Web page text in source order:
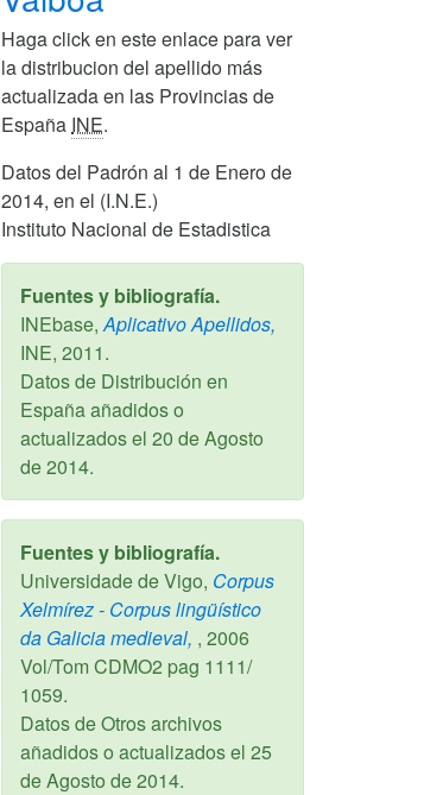
Haga click en este enlace para ver
la distribucion del apellido más
actualizada en las Provincias de
España INE.
Datos del Padrón al 1 de Enero de
2014, en el (I.N.E.)
Instituto Nacional de Estadistica
Fuentes y bibliografía.
INEbase, Aplicativo Apellidos,
INE, 2011.
Datos de Distribución en
España añadidos o
actualizados el 20 de Agosto
de 2014.
Fuentes y bibliografía.
Universidade de Vigo, Corpus
Xelmírez - Corpus lingüístico
da Galicia medieval, , 2006
Vol/Tom CDMO2 pag 1111/
1059.
Datos de Otros archivos
añadidos o actualizados el 25
de Agosto de 2014.